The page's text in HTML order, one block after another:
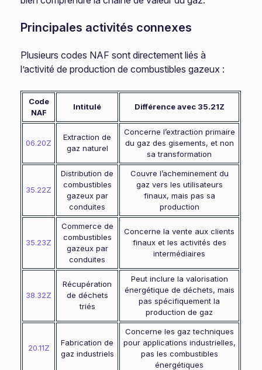
Principales activités connexes
Plusieurs codes NAF sont directement liés à
l’activité de production de combustibles gazeux :
Code
NAF
Intitulé Différence avec 35.21Z
06.20Z
Extraction de
gaz naturel
Concerne l’extraction primaire
du gaz des gisements, et non
sa transformation
35.22Z
Distribution de
combustibles
gazeux par
conduites
Couvre l’acheminement du
gaz vers les utilisateurs
finaux, mais pas sa
production
35.23Z
Commerce de
combustibles
gazeux par
conduites
Concerne la vente aux clients
finaux et les activités des
intermédiaires
38.32Z
Récupération
de déchets
triés
Peut inclure la valorisation
énergétique de déchets, mais
pas spécifiquement la
production de gaz
20.11Z
Fabrication de
gaz industriels
Concerne les gaz techniques
pour applications industrielles,
pas les combustibles
énergétiques